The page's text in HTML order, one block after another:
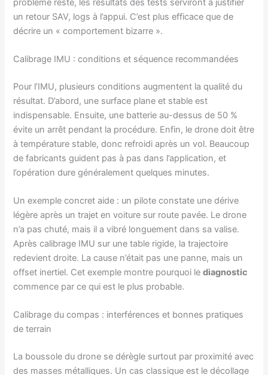
un retour SAV, logs à l’appui. C’est plus efficace que de
décrire un « comportement bizarre ».
Calibrage IMU : conditions et séquence recommandées
Pour l’IMU, plusieurs conditions augmentent la qualité du
résultat. D’abord, une surface plane et stable est
indispensable. Ensuite, une batterie au-dessus de 50 %
évite un arrêt pendant la procédure. Enfin, le drone doit être
à température stable, donc refroidi après un vol. Beaucoup
de fabricants guident pas à pas dans l’application, et
l’opération dure généralement quelques minutes.
Un exemple concret aide : un pilote constate une dérive
légère après un trajet en voiture sur route pavée. Le drone
n’a pas chuté, mais il a vibré longuement dans sa valise.
Après calibrage IMU sur une table rigide, la trajectoire
redevient droite. La cause n’était pas une panne, mais un
offset inertiel. Cet exemple montre pourquoi lediagnostic
commence par ce qui est le plus probable.
Calibrage du compas : interférences et bonnes pratiques
de terrain
La boussole du drone se dérègle surtout par proximité avec
des masses métalliques. Un cas classique est le décollage